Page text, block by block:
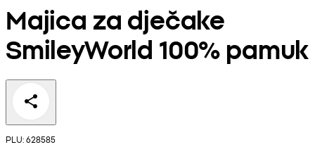
Majica za dječake
SmileyWorld 100% pamuk
PLU: 628585